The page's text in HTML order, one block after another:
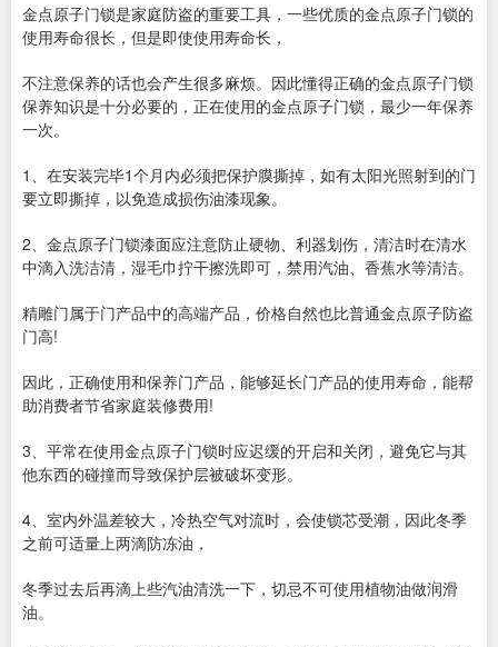
金点原子门锁是家庭防盗的重要工具，一些优质的金点原子门锁的
使用寿命很长，但是即使使用寿命长，
不注意保养的话也会产生很多麻烦。因此懂得正确的金点原子门锁
保养知识是十分必要的，正在使用的金点原子门锁，最少一年保养
一次。
1、在安装完毕1个月内必须把保护膜撕掉，如有太阳光照射到的门
要立即撕掉，以免造成损伤油漆现象。
2、金点原子门锁漆面应注意防止硬物、利器划伤，清洁时在清水
中滴入洗洁清，湿毛巾拧干擦洗即可，禁用汽油、香蕉水等清洁。
精雕门属于门产品中的高端产品，价格自然也比普通金点原子防盗
门高!
因此，正确使用和保养门产品，能够延长门产品的使用寿命，能帮
助消费者节省家庭装修费用!
3、平常在使用金点原子门锁时应迟缓的开启和关闭，避免它与其
他东西的碰撞而导致保护层被破坏变形。
4、室内外温差较大，冷热空气对流时，会使锁芯受潮，因此冬季
之前可适量上两滴防冻油，
冬季过去后再滴上些汽油清洗一下，切忌不可使用植物油做润滑
油。